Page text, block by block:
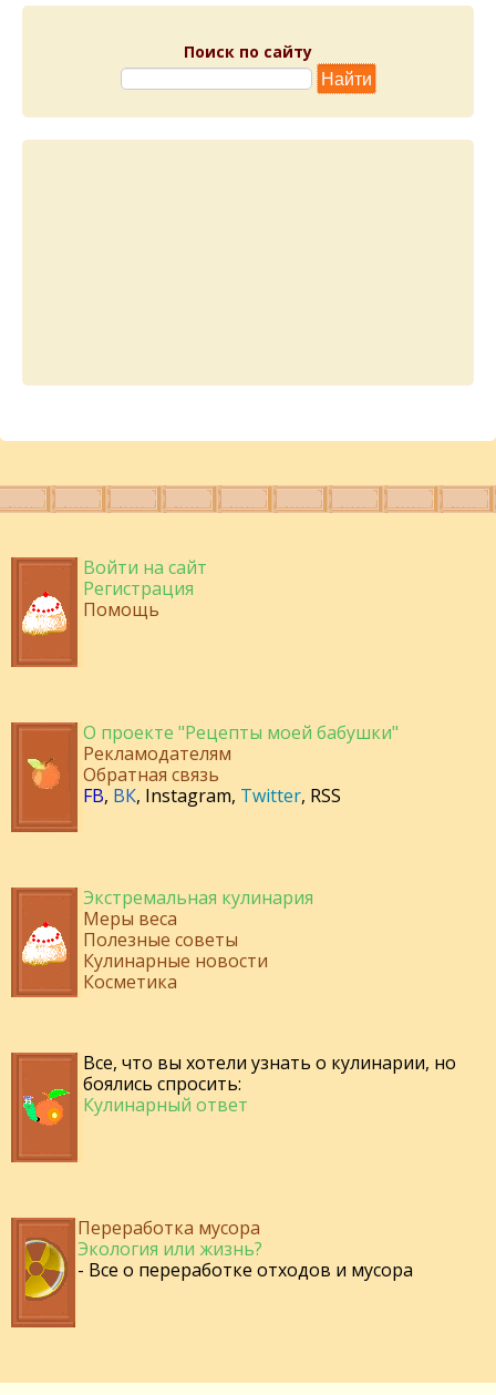
Поиск по сайту
Войти на сайт
Регистрация
Помощь
О проекте "Рецепты моей бабушки"
Рекламодателям
Обратная связь
FB, ВК, Instagram, Twitter, RSS
Экстремальная кулинария
Меры веса
Полезные советы
Кулинарные новости
Косметика
Все, что вы хотели узнать о кулинарии, но
боялись спросить:
Кулинарный ответ
Переработка мусора
Экология или жизнь?
- Все о переработке отходов и мусора